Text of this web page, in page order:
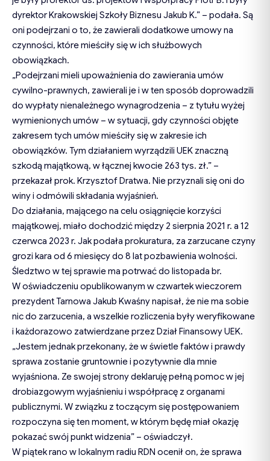
dyrektor Krakowskiej Szkoły Biznesu Jakub K.” – podała. Są
oni podejrzani o to, że zawierali dodatkowe umowy na
czynności, które mieściły się w ich służbowych
obowiązkach.
„Podejrzani mieli upoważnienia do zawierania umów
cywilno-prawnych, zawierali je i w ten sposób doprowadzili
do wypłaty nienależnego wynagrodzenia – z tytułu wyżej
wymienionych umów – w sytuacji, gdy czynności objęte
zakresem tych umów mieściły się w zakresie ich
obowiązków. Tym działaniem wyrządzili UEK znaczną
szkodą majątkową, w łącznej kwocie 263 tys. zł.” –
przekazał prok. Krzysztof Dratwa. Nie przyznali się oni do
winy i odmówili składania wyjaśnień.
Do działania, mającego na celu osiągnięcie korzyści
majątkowej, miało dochodzić między 2 sierpnia 2021 r. a 12
czerwca 2023 r. Jak podała prokuratura, za zarzucane czyny
grozi kara od 6 miesięcy do 8 lat pozbawienia wolności.
Śledztwo w tej sprawie ma potrwać do listopada br.
W oświadczeniu opublikowanym w czwartek wieczorem
prezydent Tarnowa Jakub Kwaśny napisał, że nie ma sobie
nic do zarzucenia, a wszelkie rozliczenia były weryfikowane
i każdorazowo zatwierdzane przez Dział Finansowy UEK.
„Jestem jednak przekonany, że w świetle faktów i prawdy
sprawa zostanie gruntownie i pozytywnie dla mnie
wyjaśniona. Ze swojej strony deklaruję pełną pomoc w jej
drobiazgowym wyjaśnieniu i współpracę z organami
publicznymi. W związku z toczącym się postępowaniem
rozpoczyna się ten moment, w którym będę miał okazję
pokazać swój punkt widzenia” – oświadczył.
W piątek rano w lokalnym radiu RDN ocenił on, że sprawa